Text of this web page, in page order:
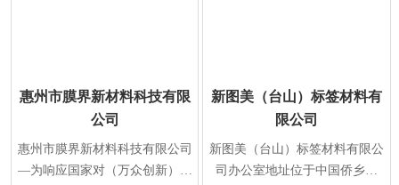
惠州市膜界新材料科技有限
公司
惠州市膜界新材料科技有限公司
—为响应国家对（万众创新）新
新图美（台山）标签材料有
限公司
新图美（台山）标签材料有限公
司办公室地址位于中国侨乡江